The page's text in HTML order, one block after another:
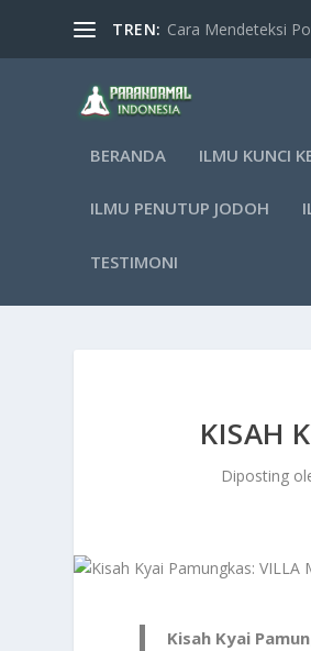
TREN: Cara Mendeteksi
BERANDA ILMU KUNCI
ILMU PENUTUP JODOH
TESTIMONI
KISAH
Diposting
Kisah Kyai